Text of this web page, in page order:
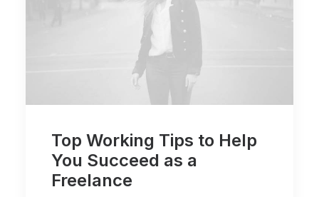
Top Working Tips to Help
You Succeed as a
Freelance